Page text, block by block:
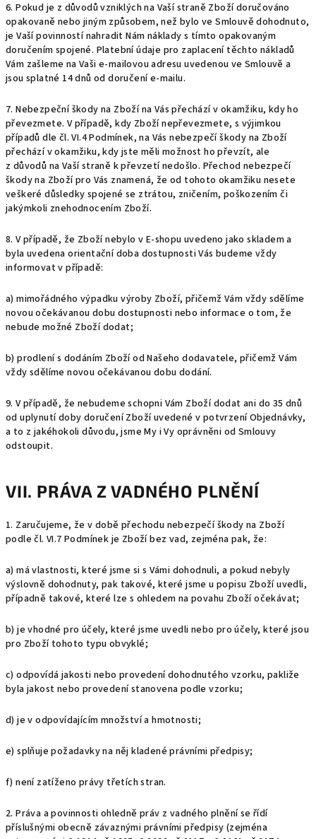
6. Pokud je z důvodů vzniklých na Vaší straně Zboží doručováno
opakovaně nebo jiným způsobem, než bylo ve Smlouvě dohodnuto,
je Vaší povinností nahradit Nám náklady s tímto opakovaným
doručením spojené. Platební údaje pro zaplacení těchto nákladů
Vám zašleme na Vaši e-mailovou adresu uvedenou ve Smlouvě a
jsou splatné 14 dnů od doručení e-mailu.
7.Nebezpeční škody na Zboží na Vás přechází v okamžiku, kdy ho
převezmete. V případě, kdy Zboží nepřevezmete, s výjimkou
případů dle čl.VI.4Podmínek, na Vás nebezpečí škody na Zboží
přechází v okamžiku, kdy jste měli možnost ho převzít, ale
z důvodů na Vaší straně k převzetí nedošlo. Přechod nebezpečí
škody na Zboží pro Vás znamená, že od tohoto okamžiku nesete
veškeré důsledky spojené se ztrátou, zničením, poškozením či
jakýmkoli znehodnocením Zboží.
8. V případě, že Zboží nebylo v E-shopu uvedeno jako skladem a
byla uvedena orientační doba dostupnosti Vás budeme vždy
informovat v případě:
a) mimořádného výpadku výroby Zboží, přičemž Vám vždy sdělíme
novou očekávanou dobu dostupnosti nebo informace o tom, že
nebude možné Zboží dodat;
b) prodlení s dodáním Zboží od Našeho dodavatele, přičemž Vám
vždy sdělíme novou očekávanou dobu dodání.
9.V případě, že nebudeme schopni Vám Zboží dodat ani do 35 dnů
od uplynutí doby doručení Zboží uvedené v potvrzení Objednávky,
a to z jakéhokoli důvodu, jsme My i Vy oprávněni od Smlouvy
odstoupit.
VII. PRÁVA Z VADNÉHO PLNĚNÍ
1. Zaručujeme, že v době přechodu nebezpečí škody na Zboží
podle čl.VI.7 Podmínek je Zboží bez vad, zejména pak, že:
a) má vlastnosti, které jsme si s Vámi dohodnuli, a pokud nebyly
výslovně dohodnuty, pak takové, které jsme u popisu Zboží uvedli,
případně takové, které lze s ohledem na povahu Zboží očekávat;
b) je vhodné pro účely, které jsme uvedli nebo pro účely, které jsou
pro Zboží tohoto typu obvyklé;
c) odpovídá jakosti nebo provedení dohodnutého vzorku, pakliže
byla jakost nebo provedení stanovena podle vzorku;
d) je v odpovídajícím množství a hmotnosti;
e) splňuje požadavky na něj kladené právními předpisy;
f) není zatíženo právy třetích stran.
2. Práva a povinnosti ohledně práv z vadného plnění se řídí
příslušnými obecně závaznými právními předpisy (zejména